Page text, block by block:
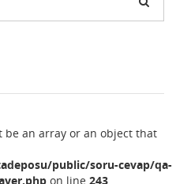
be an array or an object that
public/soru-cevap/qa-
on line 243